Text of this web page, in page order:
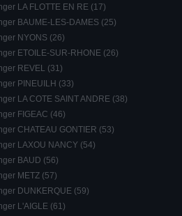
LA FLOTTE EN RE (17)
BAUME-LES-DAMES (25)
NYONS (26)
ETOILE-SUR-RHONE (26)
REVEL (31)
PINEUILH (33)
LA COTE SAINT ANDRE (38)
FIGEAC (46)
CHATEAU GONTIER (53)
LAXOU NANCY (54)
BAUD (56)
METZ (57)
DUNKERQUE (59)
L'AIGLE (61)